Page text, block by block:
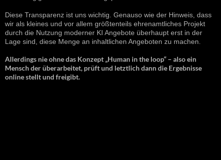
Diese Transparenz ist uns wichtig. Genauso wie der Hinweis, dass
wir als kleines und vor allem größtenteils ehrenamtliches Projekt
durch die Nutzung moderner KI Angebote überhaupt erst in der
Lage sind, diese Menge an inhaltlichen Angeboten zu machen.
Allerdings nie ohne das Konzept „Human in the loop“ – also ein
Mensch der überarbeitet, prüft und letztlich dann die Ergebnisse
online stellt und freigibt.